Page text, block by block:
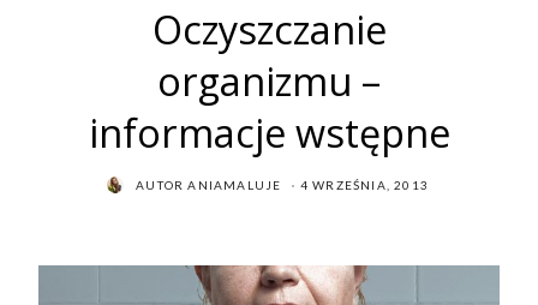
Oczyszczanie
organizmu –
informacje wstępne
AUTORANIAMALUJE
POSTED
4 WRZEŚNIA, 2013